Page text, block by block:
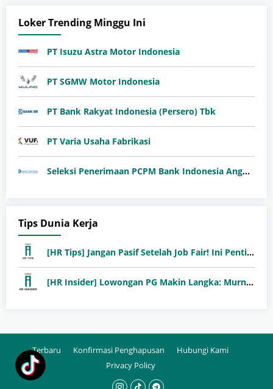
Loker Trending Minggu Ini
PT Isuzu Astra Motor Indonesia
PT SGMW Motor Indonesia
PT Bank Rakyat Indonesia (Persero) Tbk
PT Varia Usaha Fabrikasi
Seleksi Penerimaan PCPM Bank Indonesia Angkatan 41
Tips Dunia Kerja
[HR Tips] Jangan Pasif Setelah Job Fair! Ini Pentingnya Follow-Up Setelah Job Fair
[HR Insider] Lowongan PG Makin Langka: Murni Seleksi atau Jalur Orang Dalam?
Terbaru Konfirmasi Penghapusan
Hubungi Kami
Privacy Policy